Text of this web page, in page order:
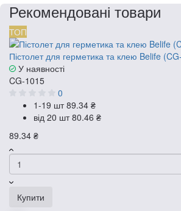
Рекомендовані товари
ТОП
Пістолет для герметика та клею Belife
У наявності
CG-1015
0
1-19 шт89.34 ₴
від 20 шт80.46 ₴
89.34 ₴
Купити